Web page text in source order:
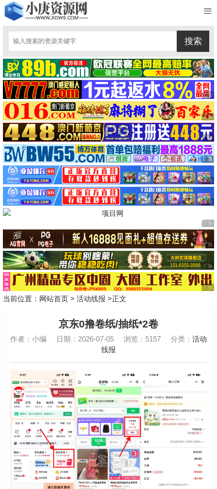
当前位置： 网站首页 > 活动线报 >正文
京东0撸卷纸/抽纸*2卷
作者：小编 日期：2026-07-05 浏览：5157 分类： 活动
线报